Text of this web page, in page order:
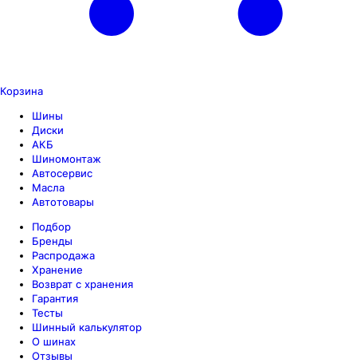
Корзина
Шины
Диски
АКБ
Шиномонтаж
Автосервис
Масла
Автотовары
Подбор
Бренды
Распродажа
Хранение
Возврат с хранения
Гарантия
Тесты
Шинный калькулятор
О шинах
Отзывы